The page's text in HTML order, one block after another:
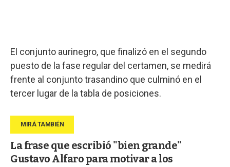
El conjunto aurinegro, que finalizó en el segundo
puesto de la fase regular del certamen, se medirá
frente al conjunto trasandino que culminó en el
tercer lugar de la tabla de posiciones.
La frase que escribió "bien grande"
Gustavo Alfaro para motivar a los